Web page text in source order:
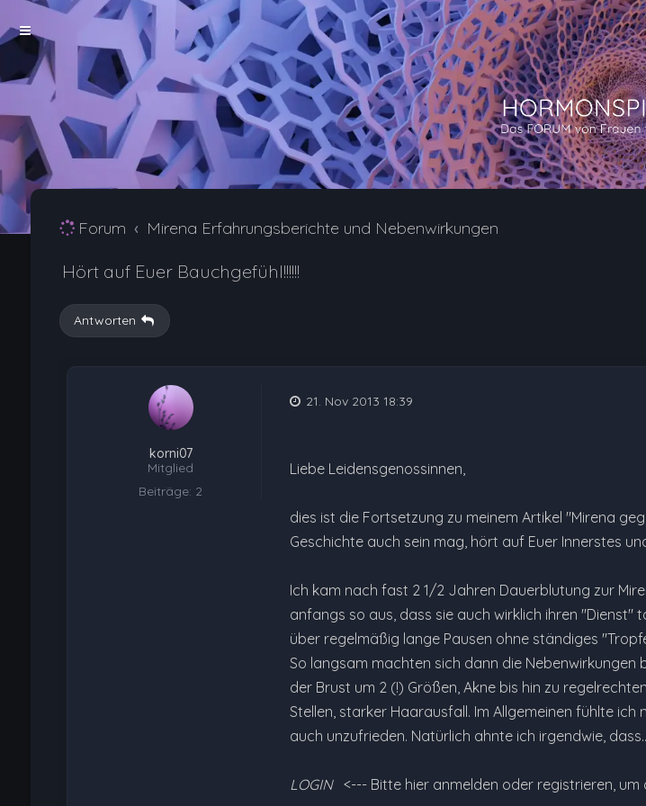
Forum Mirena Erfahrungsberichte und Nebenwirkungen
Hört auf Euer Bauchgefühl!!!!!!
Antworten
korni07
Mitglied
Beiträge: 2
21. Nov 2013 18:39
Liebe Leidensgenossinnen,
dies ist die Fortsetzung zu meinem Artikel "Mirena
Geschichte auch sein mag, hört auf Euer Innerstes
Ich kam nach fast 2 1/2 Jahren Dauerblutung zur
anfangs so aus, dass sie auch wirklich ihren
über regelmäßig lange Pausen ohne ständiges
So langsam machten sich dann die
der Brust um 2 (!) Größen, Akne bis hin zu
Stellen, starker Haarausfall. Im Allgemeinen fühlte
auch unzufrieden. Natürlich ahnte ich irgendwie,
LOGIN <--- Bitte hier anmelden oder registrieren, um